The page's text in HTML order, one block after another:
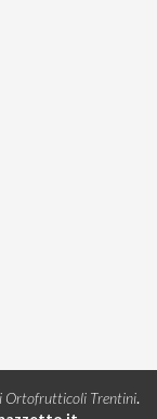
Ortofrutticoli Trentini.